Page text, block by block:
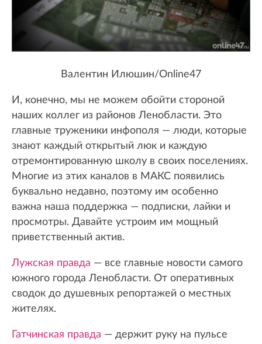
Валентин Илюшин/Online47
И, конечно, мы не можем обойти стороной
наших коллег из районов Ленобласти. Это
главные труженики инфополя — люди, которые
знают каждый открытый люк и каждую
отремонтированную школу в своих поселениях.
Многие из этих каналов в МАКС появились
буквально недавно, поэтому им особенно
важна наша поддержка — подписки, лайки и
просмотры. Давайте устроим им мощный
приветственный актив.
Лужская правда — все главные новости самого
южного города Ленобласти. От оперативных
сводок до душевных репортажей о местных
жителях.
Гатчинская правда — держит руку на пульсе